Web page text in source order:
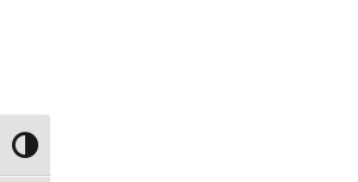
Toggle High Contrast